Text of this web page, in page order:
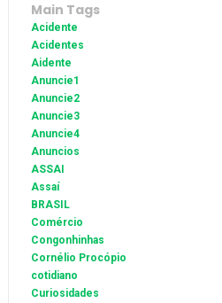
Main Tags
Acidente
Acidentes
Aidente
Anuncie1
Anuncie2
Anuncie3
Anuncie4
Anuncios
ASSAI
Assaí
BRASIL
Comércio
Congonhinhas
Cornélio Procópio
cotidiano
Curiosidades